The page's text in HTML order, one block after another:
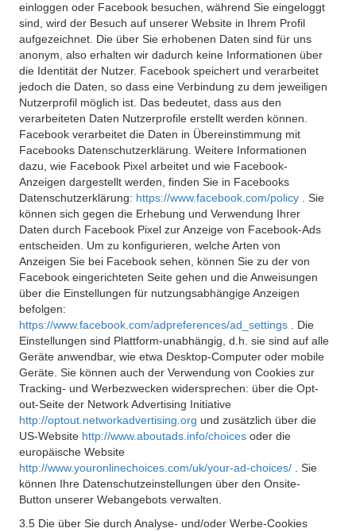
einloggen oder Facebook besuchen, während Sie eingeloggt
sind, wird der Besuch auf unserer Website in Ihrem Profil
aufgezeichnet. Die über Sie erhobenen Daten sind für uns
anonym, also erhalten wir dadurch keine Informationen über
die Identität der Nutzer. Facebook speichert und verarbeitet
jedoch die Daten, so dass eine Verbindung zu dem jeweiligen
Nutzerprofil möglich ist. Das bedeutet, dass aus den
verarbeiteten Daten Nutzerprofile erstellt werden können.
Facebook verarbeitet die Daten in Übereinstimmung mit
Facebooks Datenschutzerklärung. Weitere Informationen
dazu, wie Facebook Pixel arbeitet und wie Facebook-
Anzeigen dargestellt werden, finden Sie in Facebooks
Datenschutzerklärung: https://www.facebook.com/policy
. Sie
können sich gegen die Erhebung und Verwendung Ihrer
Daten durch Facebook Pixel zur Anzeige von Facebook-Ads
entscheiden. Um zu konfigurieren, welche Arten von
Anzeigen Sie bei Facebook sehen, können Sie zu der von
Facebook eingerichteten Seite gehen und die Anweisungen
über die Einstellungen für nutzungsabhängige Anzeigen
befolgen:
https://www.facebook.com/adpreferences/ad_settings
. Die
Einstellungen sind Plattform-unabhängig, d.h. sie sind auf alle
Geräte anwendbar, wie etwa Desktop-Computer oder mobile
Geräte. Sie können auch der Verwendung von Cookies zur
Tracking- und Werbezwecken widersprechen: über die Opt-
out-Seite der Network Advertising Initiative
http://optout.networkadvertising.org und zusätzlich über die
US-Website http://www.aboutads.info/choices oder die
europäische Website
http://www.youronlinechoices.com/uk/your-ad-choices/
. Sie
können Ihre Datenschutzeinstellungen über den Onsite-
Button unserer Webangebots verwalten.
3.5 Die über Sie durch Analyse- und/oder Werbe-Cookies